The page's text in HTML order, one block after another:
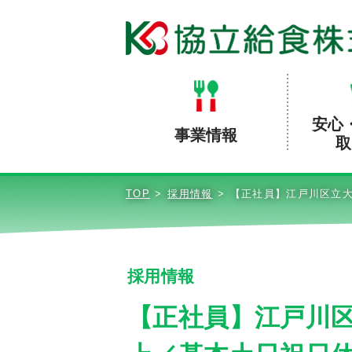
事業情報
安心
TOP 採用情報 【正社員】江戸川区立
採用情報
【正社員】江戸